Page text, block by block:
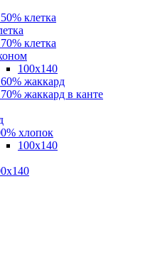
клетка
клетка
100x140
жаккард
жаккард в канте
хлопок
100x140